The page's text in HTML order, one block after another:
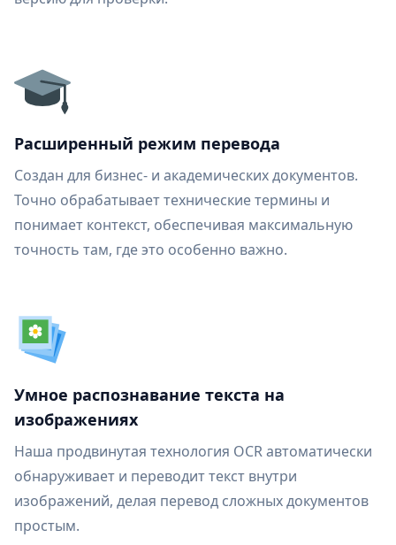
Расширенный режим перевода
Создан для бизнес- и академических документов.
Точно обрабатывает технические термины и
понимает контекст, обеспечивая максимальную
точность там, где это особенно важно.
Умное распознавание текста на
изображениях
Наша продвинутая технология OCR автоматически
обнаруживает и переводит текст внутри
изображений, делая перевод сложных документов
простым.